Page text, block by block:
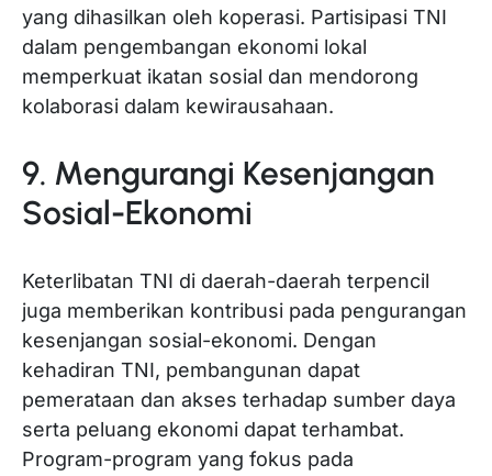
yang dihasilkan oleh koperasi. Partisipasi TNI
dalam pengembangan ekonomi lokal
memperkuat ikatan sosial dan mendorong
kolaborasi dalam kewirausahaan.
9. Mengurangi Kesenjangan
Sosial-Ekonomi
Keterlibatan TNI di daerah-daerah terpencil
juga memberikan kontribusi pada pengurangan
kesenjangan sosial-ekonomi. Dengan
kehadiran TNI, pembangunan dapat
pemerataan dan akses terhadap sumber daya
serta peluang ekonomi dapat terhambat.
Program-program yang fokus pada